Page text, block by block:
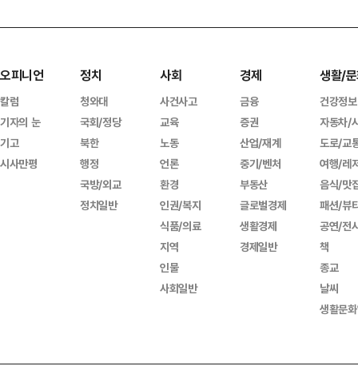
오피니언
칼럼
기자의 눈
기고
시사만평
정치
청와대
국회/정당
북한
행정
국방/외교
정치일반
사회
사건사고
교육
노동
언론
환경
인권/복지
식품/의료
지역
인물
사회일반
경제
금융
증권
산업/재계
중기/벤처
부동산
글로벌경제
생활경제
경제일반
생활/
건강정보
자동차/
도로/교
여행/레
음식/맛
패션/뷰
공연/전
책
종교
날씨
생활문